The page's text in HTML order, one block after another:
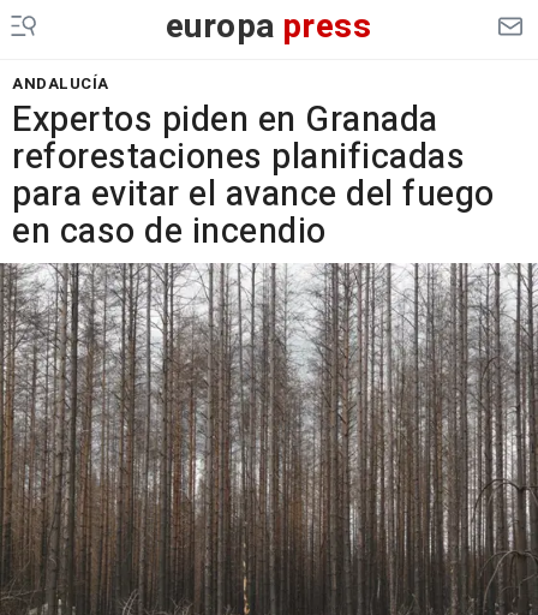
europa press
ANDALUCÍA
Expertos piden en Granada
reforestaciones planificadas
para evitar el avance del fuego
en caso de incendio